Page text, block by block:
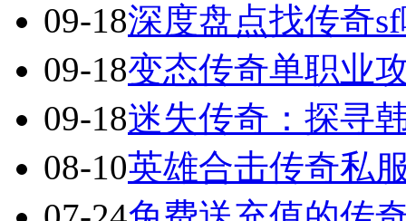
09-18深度盘点找传奇
09-18变态传奇单职业
09-18迷失传奇：探寻
08-10英雄合击传奇私